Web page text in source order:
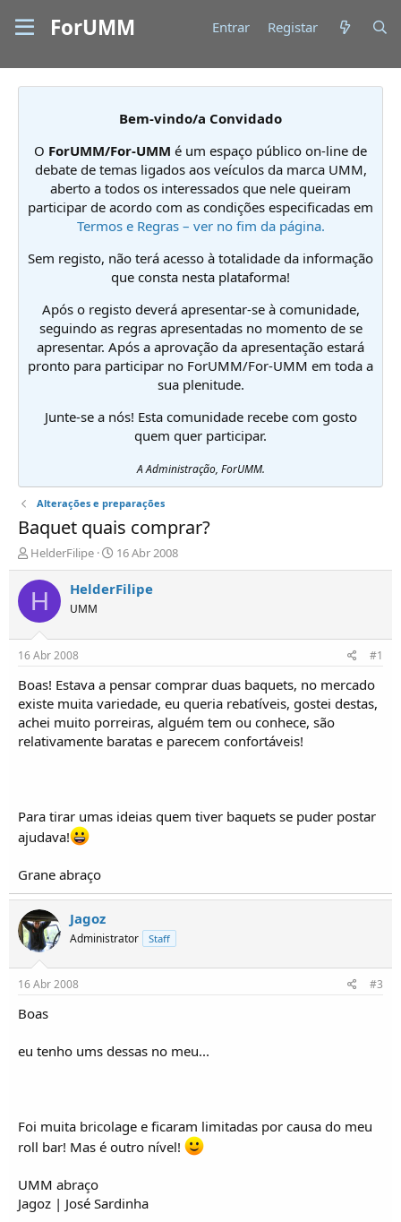
ForUMM Entrar Registar
Bem-vindo/a Convidado
O ForUMM/For-UMM é um espaço público on-line de
debate de temas ligados aos veículos da marca UMM,
aberto a todos os interessados que nele queiram
participar de acordo com as condições especificadas em
Termos e Regras – ver no fim da página.
Sem registo, não terá acesso à totalidade da informação
que consta nesta plataforma!
Após o registo deverá apresentar-se à comunidade,
seguindo as regras apresentadas no momento de se
apresentar. Após a aprovação da apresentação estará
pronto para participar no ForUMM/For-UMM em toda a
sua plenitude.
Junte-se a nós! Esta comunidade recebe com gosto
quem quer participar.
A Administração, ForUMM.
Alterações e preparações
Baquet quais comprar?
I
n
i
i
d
o
r
d
e
T
ó
s
HelderFilipe
D
a
t
í
c
i
o
16 Abr 2008
H HelderFilipe
UMM
16 Abr 2008 #1
Boas! Estava a pensar comprar duas baquets, no mercado
existe muita variedade, eu queria rebatíveis, gostei destas,
achei muito porreiras, alguém tem ou conhece, são
relativamente baratas e parecem confortáveis!
Para tirar umas ideias quem tiver baquets se puder postar
ajudava!
Grane abraço
Jagoz
Administrator Staff
16 Abr 2008 #3
Boas
eu tenho ums dessas no meu...
Foi muita bricolage e ficaram limitadas por causa do meu
roll bar! Mas é outro nível!
UMM abraço
Jagoz | José Sardinha